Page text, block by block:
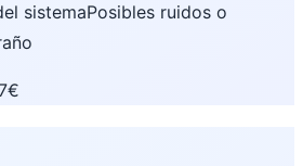
sistemaPosibles ruidos o